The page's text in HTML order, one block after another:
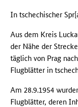
In tschechischer
Aus dem Kreis
der Nähe der
täglich von Prag
Flugblätter in
Am 28.9.1954
Flugblätter, deren